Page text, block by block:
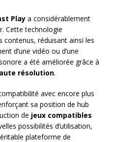
Play a considérablement
Cette technologie
contenus, réduisant ainsi les
d’une vidéo ou d’une
a été améliorée grâce à
résolution.
avec encore plus
sa position de hub
de jeux compatibles
possibilités d’utilisation,
plateforme de